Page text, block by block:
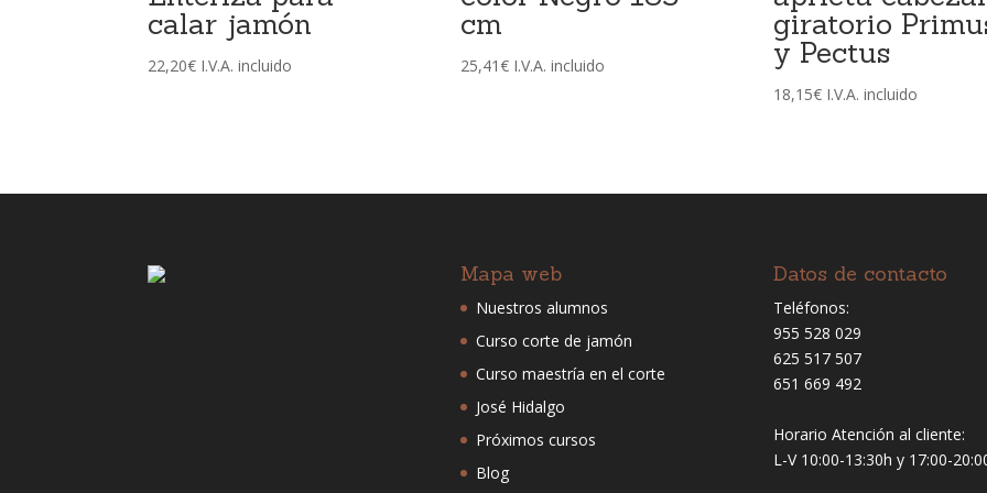
calar jamón
22,20€ I.V.A. incluido
cm
25,41€ I.V.A. incluido
giratorio
y Pectus
18,15€ I.V.A. incluido
Mapa web
Nuestros alumnos
Curso corte de jamón
Curso maestría en el corte
José Hidalgo
Próximos cursos
Blog
Datos de contacto
Teléfonos:
955 528 029
625 517 507
651 669 492
Horario Atención al cliente:
L-V 10:00-13:30h y 17:00-